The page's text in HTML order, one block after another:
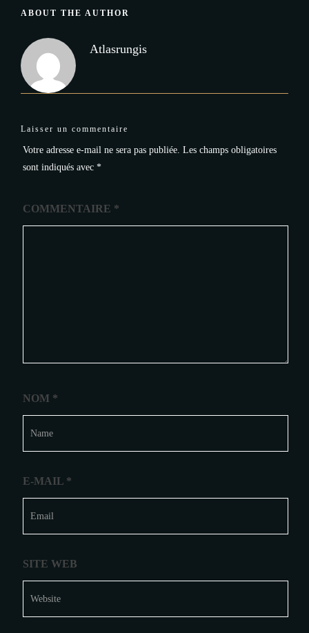
ABOUT THE AUTHOR
Atlasrungis
Laisser un commentaire
Votre adresse e-mail ne sera pas publiée. Les champs obligatoires
sont indiqués avec *
COMMENTAIRE *
NOM *
E-MAIL *
SITE WEB